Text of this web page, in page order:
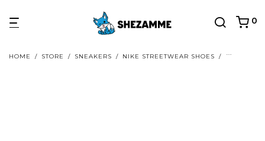
0
HOME / STORE / SNEAKERS / NIKE STREETWEAR SHOES / NIKE